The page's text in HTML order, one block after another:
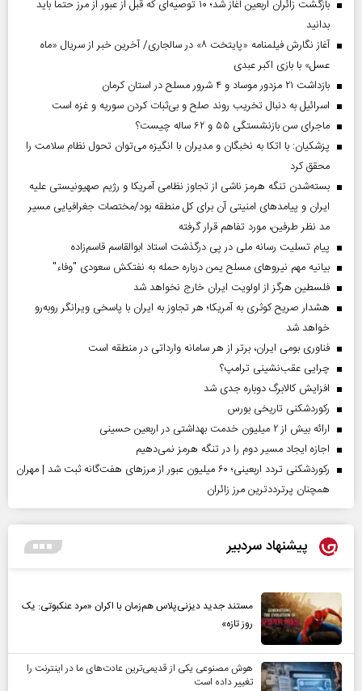
بازگشت زائران اربعین آغاز شد؛ ۱۰ توصیه‌ای که قبل از عبور از مرز حتماً باید
بدانید
آغاز نگارش فیلمنامه «پایتخت ۸» در سالجاری/ آخرین خبر از سریال «ماه
عسل» با بازی اکبر عبدی
بازداشت ۲۱ مزدور موساد و ۴ شرور مسلح در استان کرمان
اسرائیل به دنبال تخریب روند صلح و بی‌ثبات کردن سوریه و غزه است
ماجرای سن بازنشستگی ۵۵ و ۶۲ ساله چیست؟
پزشکیان: با اتکا به نخبگان و مدیران با انگیزه می‌توان تحول نظام سلامت را
محقق کرد
بسته‌شدن تنگه هرمز ناشی از تجاوز نظامی آمریکا و رژیم صهیونیستی علیه
ایران و پیامد‌های امنیتی آن برای کل منطقه بود/مختصات جغرافیایی مسیر
مد نظر طرفین، مورد تفاهم قرار گرفته
پیام تسلیت رسانه ملی در پی درگذشت استاد ابوالقاسم قاسم‌زاده
بیانیه مهم نیروهای مسلح یمن درباره حمله به نفتکش سعودی "وفاء"
فلسطین هرگز از اولویت ایران خارج نخواهد شد
هشدار صریح کوثری به آمریکا؛ هر تجاوز به ایران با پاسخی ویرانگر روبه‌رو
خواهد شد
فناوری بومی ایران، برتر از هر سامانه وارداتی در منطقه است
چرایی عقب‌نشینی ترامپ؟
افزایش کالابرگ دوباره جدی شد
رکوردشکنی تاریخی بورس
ارائه بیش از ۲ میلیون خدمت بهداشتی در اربعین حسینی
اجازه ایجاد مسیر دوم را در تنگه هرمز نمی‌دهیم
رکوردشکنی تردد اربعینی؛ ۶۰ میلیون عبور از مرزهای هفت‌گانه ثبت شد | مهران
همچنان پرترددترین مرز زائران
پیشنهاد سردبیر
مستند جدید دیزنی‌پلاس هم‌زمان با اکران «مرد عنکبوتی: یک
روز تازه»
هوش مصنوعی یکی از قدیمی‌ترین عادت‌های ما در اینترنت را
تغییر داده است